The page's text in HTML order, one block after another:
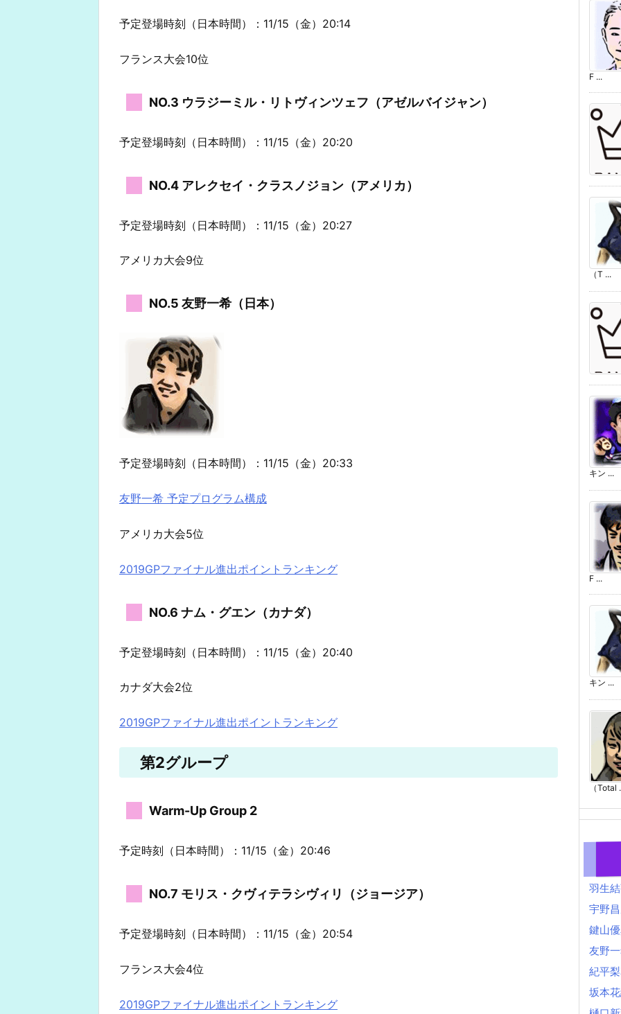
予定登場時刻（日本時間）：11/15（金）20:14
フランス大会10位
NO.3 ウラジーミル・リトヴィンツェフ（アゼルバイジャン）
予定登場時刻（日本時間）：11/15（金）20:20
NO.4 アレクセイ・クラスノジョン（アメリカ）
予定登場時刻（日本時間）：11/15（金）20:27
アメリカ大会9位
NO.5 友野一希（日本）
予定登場時刻（日本時間）：11/15（金）20:33
友野一希 予定プログラム構成
アメリカ大会5位
2019GPファイナル進出ポイントランキング
NO.6 ナム・グエン（カナダ）
予定登場時刻（日本時間）：11/15（金）20:40
カナダ大会2位
2019GPファイナル進出ポイントランキング
第2グループ
Warm-Up Group 2
予定時刻（日本時間）：11/15（金）20:46
NO.7 モリス・クヴィテラシヴィリ（ジョージア）
予定登場時刻（日本時間）：11/15（金）20:54
フランス大会4位
2019GPファイナル進出ポイントランキング
F ...
（T ...
キン ...
F ...
キン ...
（Total
羽生
宇野
鍵山
友野
紀平
坂本